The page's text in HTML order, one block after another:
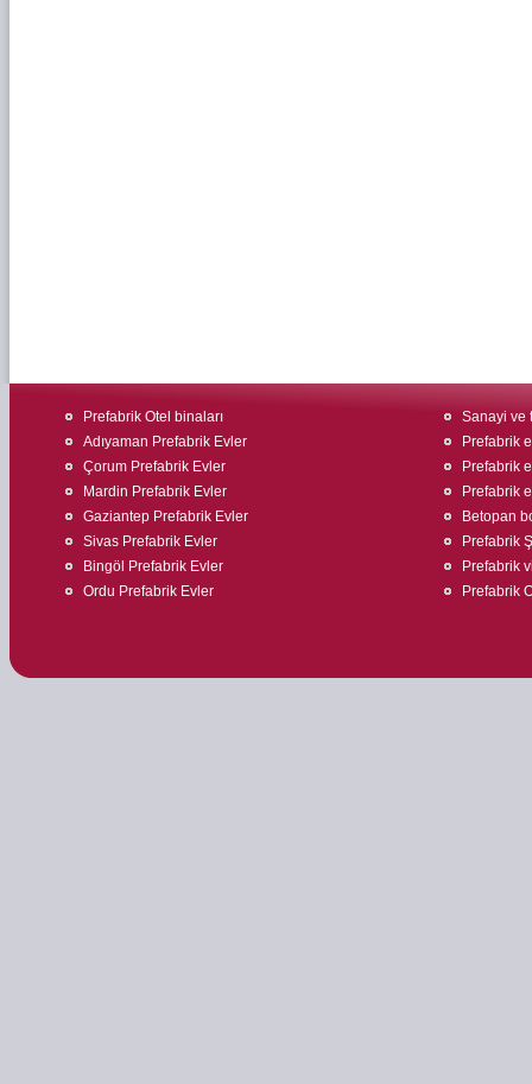
Prefabrik Otel binaları
Adıyaman Prefabrik Evler
Çorum Prefabrik Evler
Mardin Prefabrik Evler
Gaziantep Prefabrik Evler
Sivas Prefabrik Evler
Bingöl Prefabrik Evler
Ordu Prefabrik Evler
Sanayi ve
Prefabrik
Prefabrik
Prefabrik
Betopan
Prefabrik
Prefabrik
Prefabrik